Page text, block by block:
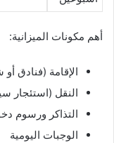
أهم مكونات الميزانية:
الإقامة (فنادق
النقل (استئجار
التذاكر ورسوم
الوجبات اليومية